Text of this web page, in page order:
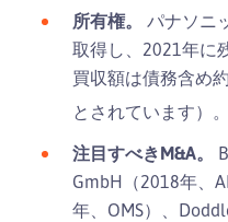
所有権。
パナソニ
取得し、2021年に
買収額は債務含め
とされています）。
注目すべきM&A。
GmbH（2018年、
年、OMS）、